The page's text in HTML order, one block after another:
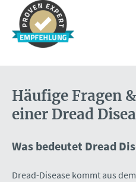
Häufige Fragen
einer Dread
Was bedeutet Dread
Dread-Disease kommt aus